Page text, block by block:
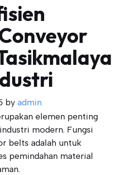
by admin
elemen penting
modern. Fungsi
belts adalah untuk
pemindahan material